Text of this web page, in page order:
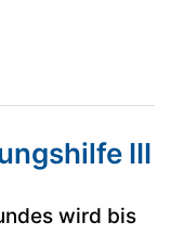
III
wird bis